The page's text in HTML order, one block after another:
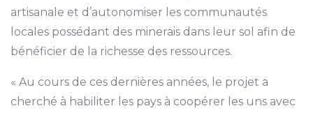
artisanale et d’autonomiser les communautés
locales possédant des minerais dans leur sol afin de
bénéficier de la richesse des ressources.
« Au cours de ces dernières années, le projet a
cherché à habiliter les pays à coopérer les uns avec